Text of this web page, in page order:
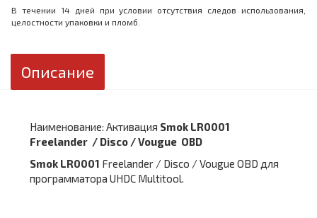
В течении 14 дней при условии отсутствия следов использования,
целостности упаковки и пломб.
Описание
Наименование: Активация Smok LR0001
Freelander / Disco / Vougue OBD
Smok LR0001 Freelander / Disco / Vougue OBD для
программатора UHDC Multitool.